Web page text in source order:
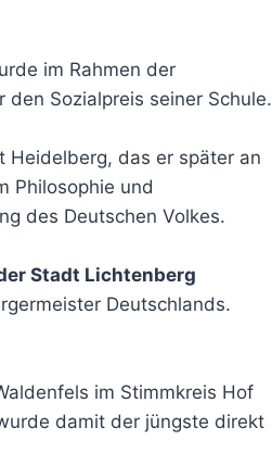
im Rahmen der
Sozialpreis seiner Schule.
Heidelberg, das er später an
Philosophie und
des Deutschen Volkes.
Stadt Lichtenberg
Deutschlands.
im Stimmkreis Hof
damit der jüngste direkt